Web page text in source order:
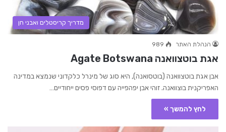
מדריך קריסטלים ואבני חן
הנהלת האתר 989
אגת בוטצוואנה Agate Botswana
אבן אגת בוטצוואנה (בוטסואנה), היא סוג של מינרל כלקדוני שנמצא במדינה
האפריקנית בוצוואנה. זוהי אבן יפהפייה עם דפוסי פסים ייחודיים…
לחץ להמשך »